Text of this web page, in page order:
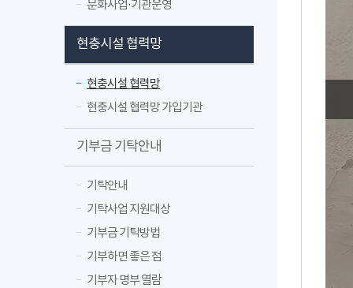
문화사업·기관운영
현충시설 협력망
현충시설 협력망
현충시설 협력망 가입기관
기부금 기탁안내
기탁안내
기탁사업 지원대상
기부금 기탁방법
기부하면 좋은 점
기부자 명부 열람